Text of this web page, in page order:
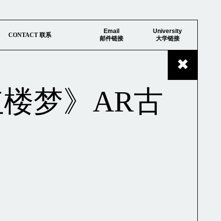
CONTACT 联系
Email
邮件链接
University
大学链接
梦》AR古